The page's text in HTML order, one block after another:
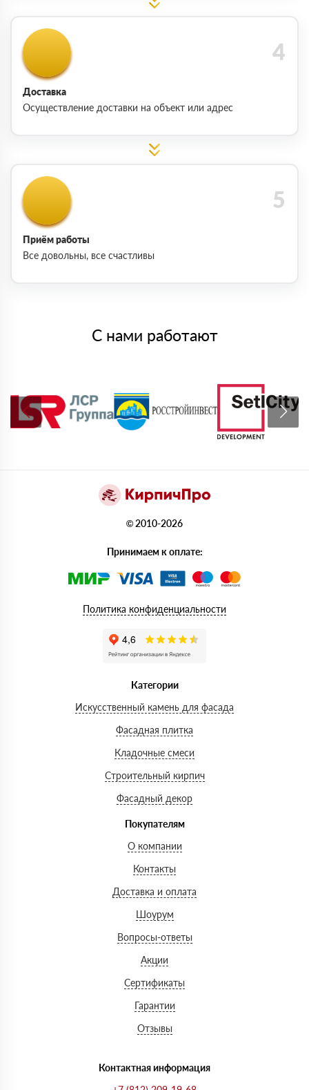
Доставка
Осуществление доставки на объект или адрес
Приём работы
Все довольны, все счастливы
С нами работают
© 2010-2026
Принимаем к оплате:
Политика конфиденциальности
Категории
Искусственный камень для фасада
Фасадная плитка
Кладочные смеси
Строительный кирпич
Фасадный декор
Покупателям
О компании
Контакты
Доставка и оплата
Шоурум
Вопросы-ответы
Акции
Сертификаты
Гарантии
Отзывы
Контактная информация